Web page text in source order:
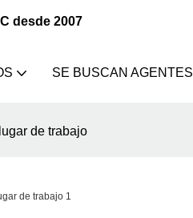
desde 2007
SE BUSCAN AGENTES
de trabajo